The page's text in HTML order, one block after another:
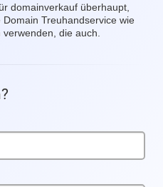
domainverkauf überhaupt,
Treuhandservice wie
die auch.